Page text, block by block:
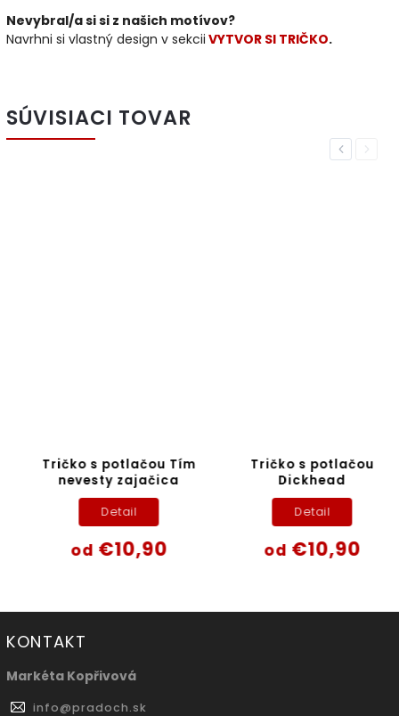
Nevybral/a si si z našich motívov?
Navrhni si vlastný design v sekcii VYTVOR SI TRIČKO.
SÚVISIACI TOVAR
Previous
Tričko s potlačou Tím
nevesty zajačica
od€10,90
Detail
Tričko s potlačou
Dickhead
od€10,90
Detail
Next
KONTAKT
Markéta Kopřivová
info@pradoch.sk